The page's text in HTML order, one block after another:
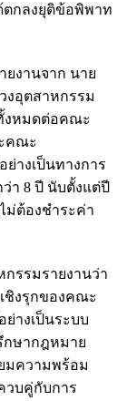
ตกลงยุติข้อพิพาท
ยงานจาก นาย
งอุตสาหกรรม
งหมดต่อคณะ
คณะ
างเป็นทางการ
า 8 ปี นับตั้งแต่ปี
ม่ต้องชำระค่า
กรรมรายงานว่า
ชิงรุกของคณะ
างเป็นระบบ
กษากฎหมาย
มความพร้อม
วบคู่กับการ